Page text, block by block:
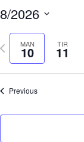
8/2026
date.
MAN
10 TIR
11
Previous